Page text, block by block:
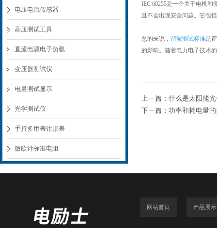
电压电流传感器
高压测试工具
直流电源电子负载
变压器测试仪
电量测试显示
光学测试仪
手持多用表钳形表
微欧计标准电阻
IEC 60255是一个关于电机
且不会出现安全问题。它包
总的来说， 谐波测试标准是
的影响。随着电力电子技术
上一篇： 什么是太阳能
下一篇： 功率和耗电量
网站首页 产品展示